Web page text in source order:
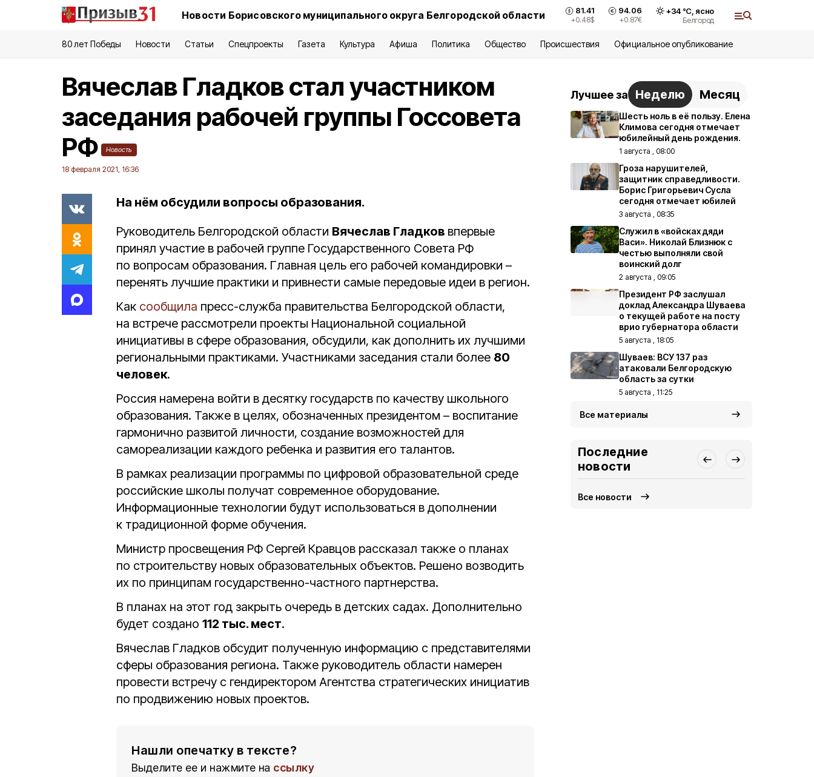
Новости Борисовского муниципального округа Белгородской области 81.41
+0.48$
94.06
+0.87€
+34°С, ясно
Белгород
80 лет Победы Новости Статьи Спецпроекты Газета Культура Афиша Политика Общество Происшествия Официальное опубликование
Вячеслав Гладков стал участником
заседания рабочей группы Госсовета
РФ
Новость
18 февраля 2021, 16:36
На нём обсудили вопросы образования.
Руководитель Белгородской области Вячеслав Гладков впервые
принял участие в рабочей группе Государственного Совета РФ
по вопросам образования. Главная цель его рабочей командировки –
перенять лучшие практики и привнести самые передовые идеи в регион.
Как сообщила пресс-служба правительства Белгородской области,
на встрече рассмотрели проекты Национальной социальной
инициативы в сфере образования, обсудили, как дополнить их лучшими
региональными практиками. Участниками заседания стали более 80
человек.
Россия намерена войти в десятку государств по качеству школьного
образования. Также в целях, обозначенных президентом – воспитание
гармонично развитой личности, создание возможностей для
самореализации каждого ребенка и развития его талантов.
В рамках реализации программы по цифровой образовательной среде
российские школы получат современное оборудование.
Информационные технологии будут использоваться в дополнении
к традиционной форме обучения.
Министр просвещения РФ Сергей Кравцов рассказал также о планах
по строительству новых образовательных объектов. Решено возводить
их по принципам государственно-частного партнерства.
В планах на этот год закрыть очередь в детских садах. Дополнительно
будет создано 112 тыс. мест.
Вячеслав Гладков обсудит полученную информацию с представителями
сферы образования региона. Также руководитель области намерен
провести встречу с гендиректором Агентства стратегических инициатив
по продвижению новых проектов.
Нашли опечатку в тексте?
Выделите ее и нажмите на ссылку
Лучшее за Неделю Месяц
Шесть ноль в её пользу. Елена
Климова сегодня отмечает
юбилейный день рождения.
1 августа , 08:00
Гроза нарушителей,
защитник справедливости.
Борис Григорьевич Сусла
сегодня отмечает юбилей
3 августа , 08:35
Служил в «войсках дяди
Васи». Николай Близнюк с
честью выполняли свой
воинский долг
2 августа , 09:05
Президент РФ заслушал
доклад Александра Шуваева
о текущей работе на посту
врио губернатора области
5 августа , 18:05
Шуваев: ВСУ 137 раз
атаковали Белгородскую
область за сутки
5 августа , 11:25
Все материалы
Последние
новости
Все новости